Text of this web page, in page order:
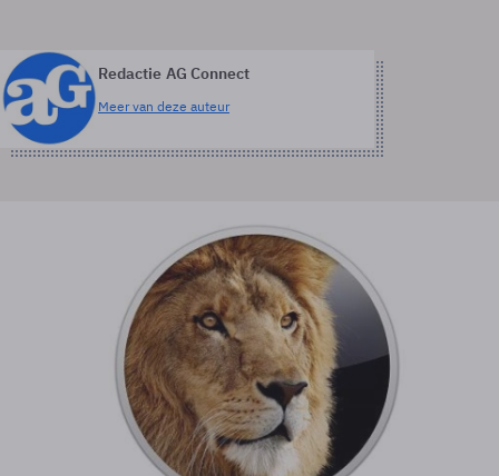
Redactie AG Connect
Meer van deze auteur